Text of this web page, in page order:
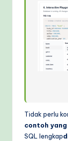
Tidak perlu
contoh
SQL lengkap